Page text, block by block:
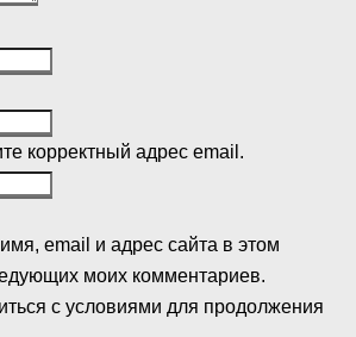
корректный адрес email.
email и адрес сайта в этом
моих комментариев.
с условиями для продолжения